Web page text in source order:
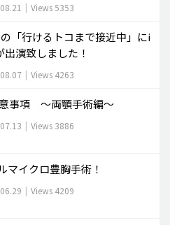
| Views 5353
「行けるトコまで接近中」にi
演致しました！
| Views 4263
事項 ～両顎手術編～
| Views 3886
マイクロ豊胸手術！
| Views 4209